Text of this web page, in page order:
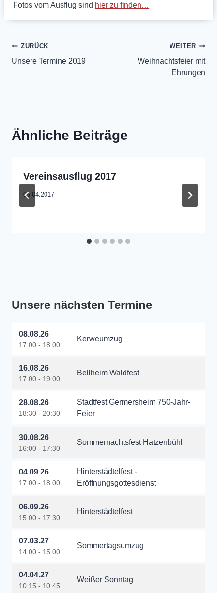
Fotos vom Ausflug sind hier zu finden…
Beitragsnavigation
ZURÜCK
Unsere Termine 2019
WEITER
Weihnachtsfeier mit
Ehrungen
Ähnliche Beiträge
Vereinsausflug 2017
05.04.2017
Unsere nächsten Termine
08.08.26
17:00 - 18:00
Kerweumzug
16.08.26
17:00 - 19:00
Bellheim Waldfest
28.08.26
18:30 - 20:30
Stadtfest Germersheim 750-Jahr-
Feier
30.08.26
16:00 - 17:30
Sommernachtsfest Hatzenbühl
04.09.26
17:00 - 18:00
Hinterstädtelfest -
Eröffnungsgottesdienst
06.09.26
15:00 - 17:30
Hinterstädtelfest
07.03.27
14:00 - 15:00
Sommertagsumzug
04.04.27
10:15 - 10:45
Weißer Sonntag